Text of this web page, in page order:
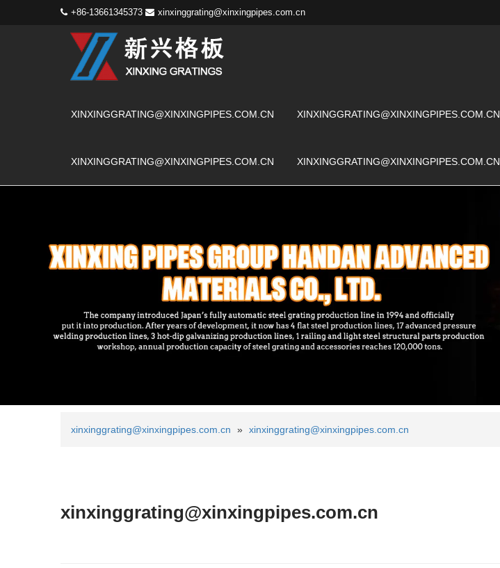
+86-13661345373 xinxinggrating@xinxingpipes.com.cn
XINXINGGRATING@XINXINGPIPES.COM.CN XINXINGGRATING@XINXINGPIPES.COM.CN
XINXINGGRATING@XINXINGPIPES.COM.CN XINXINGGRATING@XINXINGPIPES.COM.CN
xinxinggrating@xinxingpipes.com.cn » xinxinggrating@xinxingpipes.com.cn
xinxinggrating@xinxingpipes.com.cn